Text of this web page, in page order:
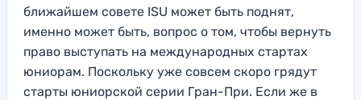
ближайшем совете ISU может быть поднят,
именно может быть, вопрос о том, чтобы вернуть
право выступать на международных стартах
юниорам. Поскольку уже совсем скоро грядут
старты юниорской серии Гран-При. Если же в